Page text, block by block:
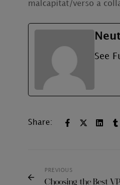
malcapitat/verso a
See
Share:
PREVIOUS
Choosing the Best